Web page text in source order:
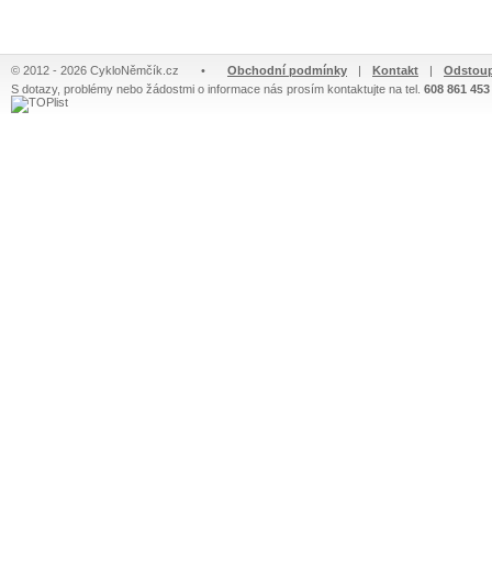
© 2012 - 2026 CykloNěmčík.cz • Obchodní podmínky | Kontakt |
S dotazy, problémy nebo žádostmi o informace nás prosím kontaktujte na tel. 608 861 453